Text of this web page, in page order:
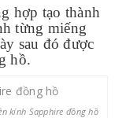
hợp tạo thành
từng miếng
sau đó được
hồ.
đồng hồ